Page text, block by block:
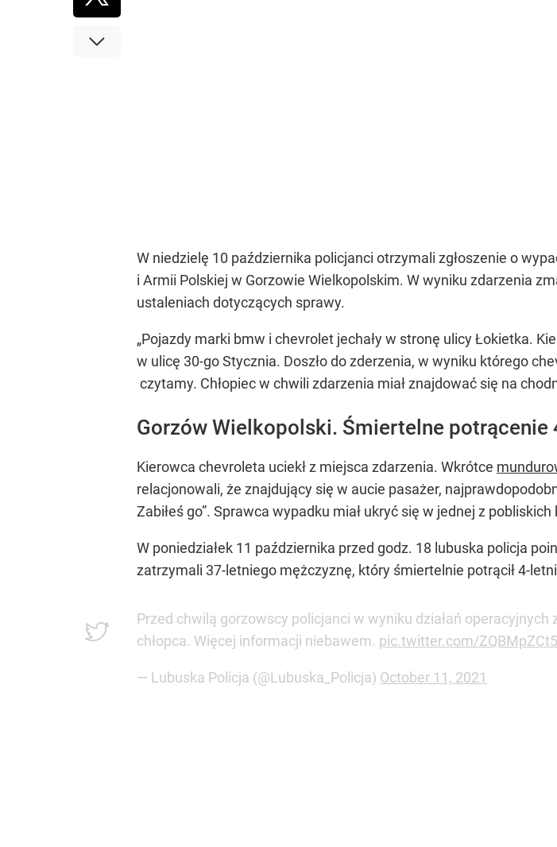
W niedzielę 10 października policjanci otrzymali zgłoszenie o
i Armii Polskiej w Gorzowie Wielkopolskim. W wyniku zdarzenia
ustaleniach dotyczących sprawy.
„Pojazdy marki bmw i chevrolet jechały w stronę ulicy Łokietka.
w ulicę 30-go Stycznia. Doszło do zderzenia, w wyniku którego
czytamy. Chłopiec w chwili zdarzenia miał znajdować się na
Gorzów Wielkopolski. Śmiertelne potrącenie
Kierowca chevroleta uciekł z miejsca zdarzenia. Wkrótce
relacjonowali, że znajdujący się w aucie pasażer,
Zabiłeś go”. Sprawca wypadku miał ukryć się w jednej z
W poniedziałek 11 października przed godz. 18 lubuska policja
zatrzymali 37-letniego mężczyznę, który śmiertelnie potrącił 4-
Przed chwilą gorzowscy policjanci w wyniku działań
chłopca. Więcej informacji niebawem. pic.twitter.com/
— Lubuska Policja (@Lubuska_Policja) October 11, 2021